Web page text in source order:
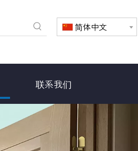
简体中文
联系我们